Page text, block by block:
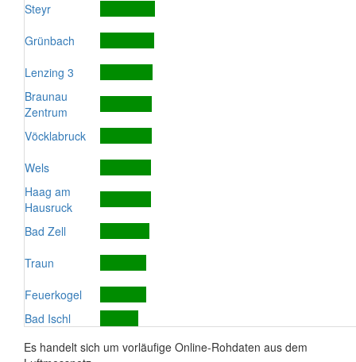
Steyr
Grünbach
Lenzing 3
Braunau
Zentrum
Vöcklabruck
Wels
Haag am
Hausruck
Bad Zell
Traun
Feuerkogel
Bad Ischl
Es handelt sich um vorläufige Online-Rohdaten aus dem